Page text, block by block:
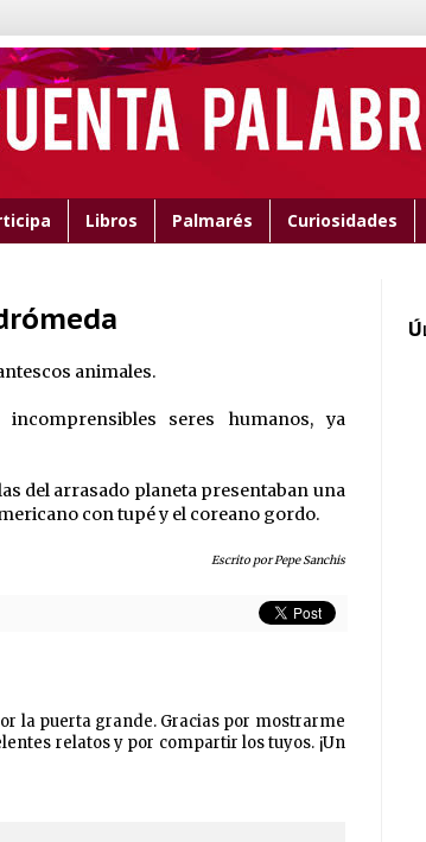
Libros Palmarés Curiosidades
animales.
seres humanos, ya
del arrasado planeta presentaban una
con tupé y el coreano gordo.
Escrito por Pepe Sanchis
la puerta grande. Gracias por mostrarme
relatos y por compartir los tuyos. ¡Un